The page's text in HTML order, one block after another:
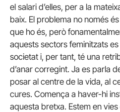
el salari d’elles, per a la
baix. El problema no només
que ho és, però
aquests sectors feminitzats
societat i, per tant, té una
d’anar corregint. Ja es parla
posar al centre de la vida, al
cures. Comença a haver-hi
aquesta bretxa. Estem en